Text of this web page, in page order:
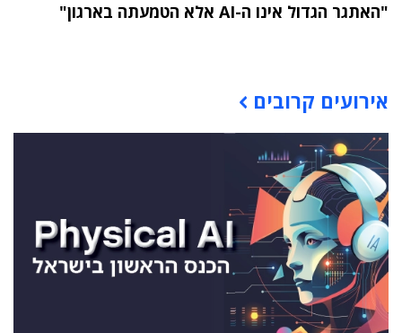
"האתגר הגדול אינו ה-AI אלא הטמעתה בארגון"
אירועים קרובים